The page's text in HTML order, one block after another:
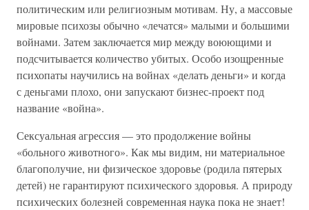
политическим или религиозным мотивам. Ну, а массовые
мировые психозы обычно «лечатся» малыми и большими
войнами. Затем заключается мир между воюющими и
подсчитывается количество убитых. Особо изощренные
психопаты научились на войнах «делать деньги» и когда
с деньгами плохо, они запускают бизнес-проект под
название «война».
Сексуальная агрессия — это продолжение войны
«больного животного». Как мы видим, ни материальное
благополучие, ни физическое здоровье (родила пятерых
детей) не гарантируют психического здоровья. А природу
психических болезней современная наука пока не знает!